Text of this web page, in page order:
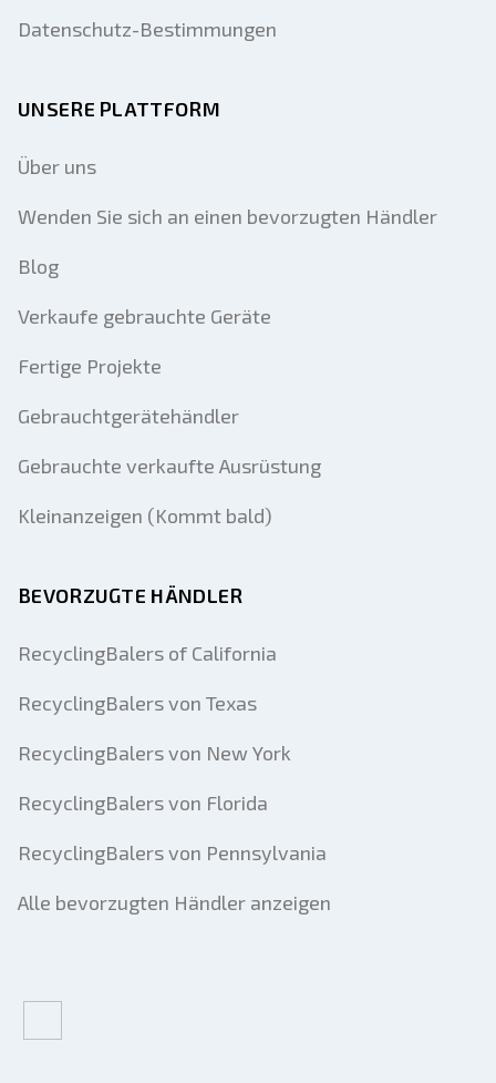
Datenschutz-Bestimmungen
UNSERE PLATTFORM
Über uns
Wenden Sie sich an einen bevorzugten Händler
Blog
Verkaufe gebrauchte Geräte
Fertige Projekte
Gebrauchtgerätehändler
Gebrauchte verkaufte Ausrüstung
Kleinanzeigen (Kommt bald)
BEVORZUGTE HÄNDLER
RecyclingBalers of California
RecyclingBalers von Texas
RecyclingBalers von New York
RecyclingBalers von Florida
RecyclingBalers von Pennsylvania
Alle bevorzugten Händler anzeigen